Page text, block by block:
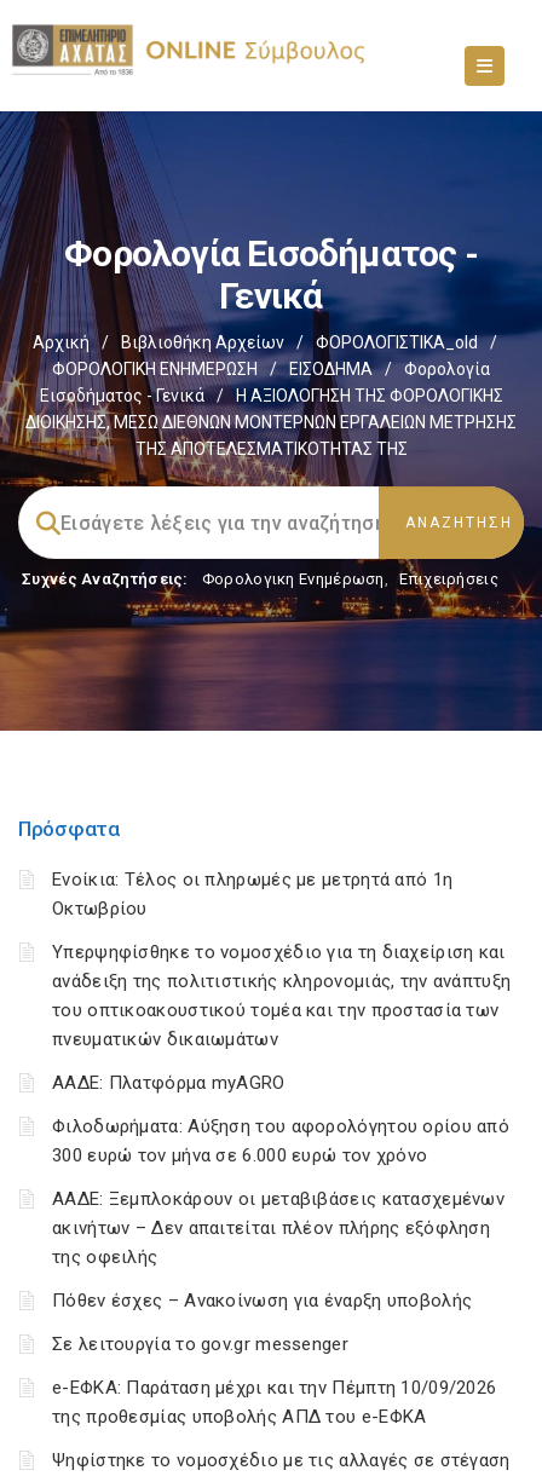
Φορολογία Εισοδήματος -
Γενικά
Αρχική / Βιβλιοθήκη Αρχείων / ΦΟΡΟΛΟΓΙΣΤΙΚΑ_old
/
ΦΟΡΟΛΟΓΙΚΗ ΕΝΗΜΕΡΩΣΗ
/ ΕΙΣΟΔΗΜΑ /
Φορολογία
Εισοδήματος - Γενικά
/
Η ΑΞΙΟΛΟΓΗΣΗ ΤΗΣ ΦΟΡΟΛΟΓΙΚΗΣ
ΔΙΟΙΚΗΣΗΣ, ΜΕΣΩ ΔΙΕΘΝΩΝ ΜΟΝΤΕΡΝΩΝ ΕΡΓΑΛΕΙΩΝ ΜΕΤΡΗΣΗΣ
ΤΗΣ ΑΠΟΤΕΛΕΣΜΑΤΙΚΟΤΗΤΑΣ ΤΗΣ
Συχνές Αναζητήσεις: Φορολογικη Ενημέρωση, Επιχειρήσεις
Πρόσφατα
Ενοίκια: Τέλος οι πληρωμές με μετρητά από 1η
Οκτωβρίου
Υπερψηφίσθηκε το νομοσχέδιο για τη διαχείριση και
ανάδειξη της πολιτιστικής κληρονομιάς, την ανάπτυξη
του οπτικοακουστικού τομέα και την προστασία των
πνευματικών δικαιωμάτων
ΑΑΔΕ: Πλατφόρμα myAGRO
Φιλοδωρήματα: Αύξηση του αφορολόγητου ορίου από
300 ευρώ τον μήνα σε 6.000 ευρώ τον χρόνο
ΑΑΔΕ: Ξεμπλοκάρουν οι μεταβιβάσεις κατασχεμένων
ακινήτων – Δεν απαιτείται πλέον πλήρης εξόφληση
της οφειλής
Πόθεν έσχες – Ανακοίνωση για έναρξη υποβολής
Σε λειτουργία το gov.gr messenger
e-ΕΦΚΑ: Παράταση μέχρι και την Πέμπτη 10/09/2026
της προθεσμίας υποβολής ΑΠΔ του e-ΕΦΚΑ
Ψηφίστηκε το νομοσχέδιο με τις αλλαγές σε στέγαση